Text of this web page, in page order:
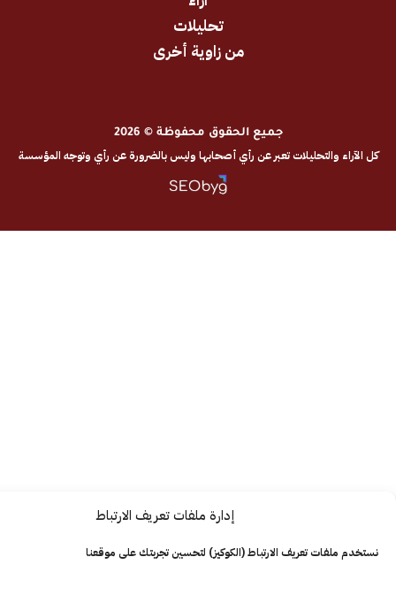
إدارة ملفات تعريف الارتباط
تعريف الارتباط (الكوكيز) لتحسين تجربتك على موقعنا
من زاوية أخرى
جميع الحقوق محفوظة © 2026
تعبر عن رأي أصحابها وليس بالضرورة عن رأي وتوجه المؤسسة